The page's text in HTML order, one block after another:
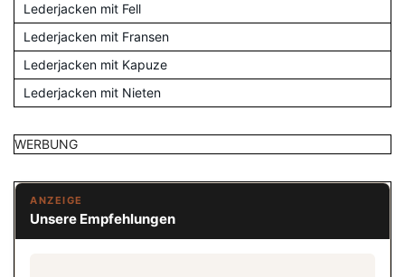
Lederjacken mit Fell
Lederjacken mit Fransen
Lederjacken mit Kapuze
Lederjacken mit Nieten
WERBUNG
ANZEIGE
Unsere Empfehlungen